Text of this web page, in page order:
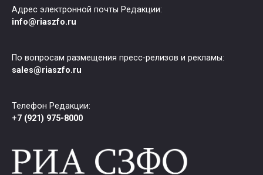
Адрес электронной почты Редакции:
info@riaszfo.ru
По вопросам размещения пресс-релизов и рекламы:
sales@riaszfo.ru
Телефон Редакции:
+7 (921) 975-8000